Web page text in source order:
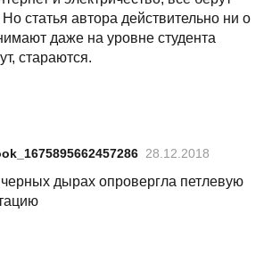
статья автора действительно ни о
даже на уровне студента
стараются.
28.12.2018
дырах опровергла петлевую